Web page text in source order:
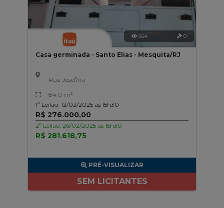
854 0
Casa germinada - Santo Elias - Mesquita/RJ
Rua Josefina
84,0 m²
1º Leilão: 12/02/2025 às 15h30
R$ 276.000,00
2º Leilão: 26/02/2025 às 15h30
R$ 281.618,75
PRÉ-VISUALIZAR
SEM LICITANTES